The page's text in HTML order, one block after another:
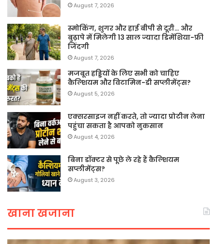
August 7, 2026
स्मोकिंग, शुगर और हाई बीपी से दूरी… और
बुढ़ापे में मिलेगी 13 साल ज्यादा डिमेंशिया-फ्री
जिंदगी
August 7, 2026
मजबूत हड्डियों के लिए सभी को चाहिए
कैल्शियम और विटामिन-डी सप्लीमेंट्स?
August 5, 2026
एक्सरसाइज नहीं करते, तो ज्यादा प्रोटीन लेना
पहुंचा सकता है आपको नुकसान
August 4, 2026
बिना डॉक्टर से पूछे ले रहे हैं कैल्शियम
सप्लीमेंट्स?
August 3, 2026
खाना खजाना